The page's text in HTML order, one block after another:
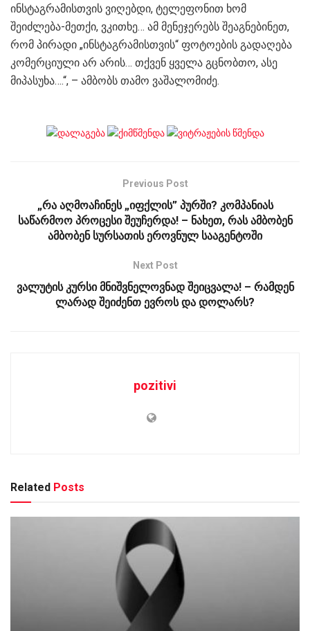
ინსტაგრამისთვის ვიღებდი, ტელეფონით ხომ
შეიძლება-მეთქი, ვკითხე… ამ მენეჯერებს შეაგნებინეთ,
რომ პირადი „ინსტაგრამისთვის“ ფოტოების გადაღება
კომერციული არ არის… თქვენ ყველა გცნობთო, ასე
მიპასუხა….“, – ამბობს თამო ვაშალომიძე.
Previous Post
„რა აღმოაჩინეს „იფქლის” პურში? კომპანიას
საწარმოო პროცესი შეუჩერდა! – ნახეთ, რას ამბობენ
ამბობენ სურსათის ეროვნულ სააგენტოში
Next Post
ვალუტის კურსი მნიშვნელოვნად შეიცვალა! – რამდენ
ლარად შეიძენთ ევროს და დოლარს?
pozitivi
Related Posts